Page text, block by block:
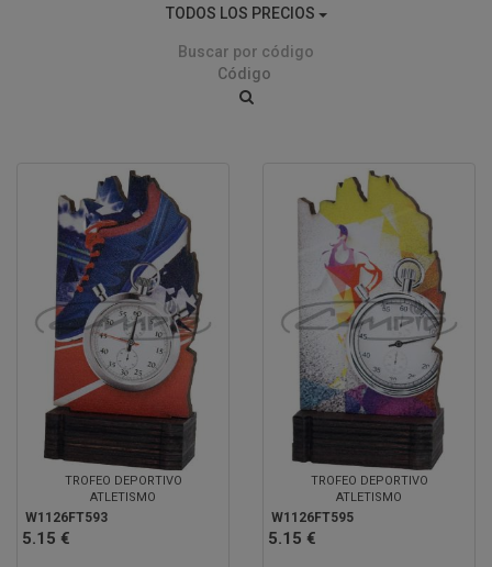
TODOS LOS PRECIOS
Buscar por código
TROFEO DEPORTIVO
ATLETISMO
W1126FT593
5.15 €
TROFEO DEPORTIVO
ATLETISMO
W1126FT595
5.15 €